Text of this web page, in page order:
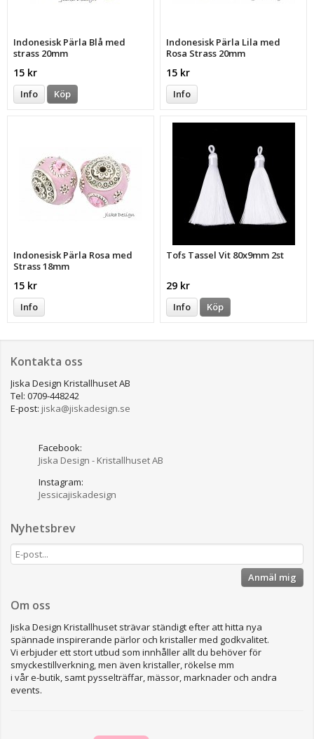
Indonesisk Pärla Blå med
strass 20mm
15 kr
Info Köp
Indonesisk Pärla Lila med
Rosa Strass 20mm
15 kr
Info
Indonesisk Pärla Rosa med
Strass 18mm
15 kr
Info
Tofs Tassel Vit 80x9mm 2st
29 kr
Info Köp
Kontakta oss
Jiska Design Kristallhuset AB
Tel: 0709-448242
E-post: jiska@jiskadesign.se
Facebook:
Jiska Design - Kristallhuset AB
Instagram:
Jessicajiskadesign
Nyhetsbrev
Anmäl mig
Om oss
Jiska Design Kristallhuset strävar ständigt efter att hitta nya
spännade inspirerande pärlor och kristaller med godkvalitet.
Vi erbjuder ett stort utbud som innhåller allt du behöver för
smyckestillverkning, men även kristaller, rökelse mm
i vår e-butik, samt pysselträffar, mässor, marknader och andra
events.